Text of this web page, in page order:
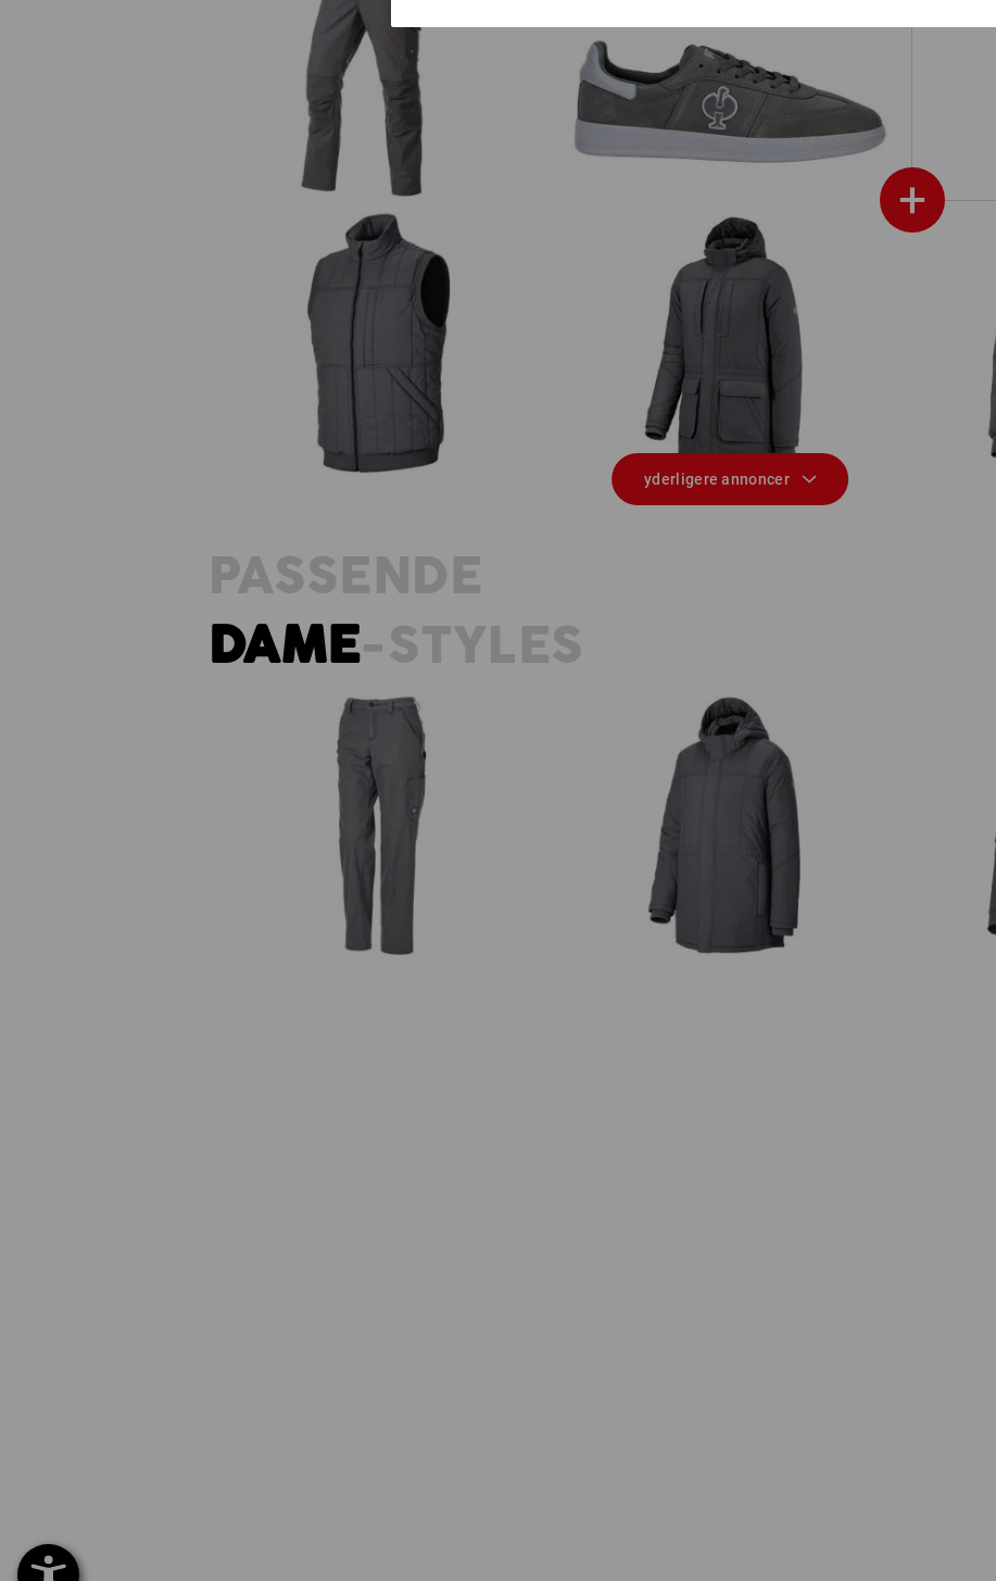
+
Arbejdsbukser e.s.iconic O1 arbejdssko e.s. Brockton low
Parka-jakke e.s.iconic
yderligere annoncer
PASSENDE
DAME-STYLES
Bukser e.s.iconic, damer Parka e.s.iconic, damer